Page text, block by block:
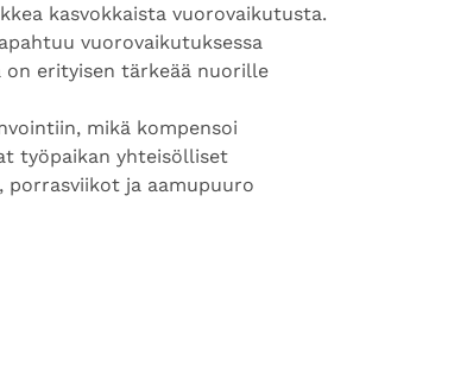
kasvokkaista vuorovaikutusta.
vuorovaikutuksessa
on erityisen tärkeää nuorille
mikä kompensoi
työpaikan yhteisölliset
ja aamupuuro